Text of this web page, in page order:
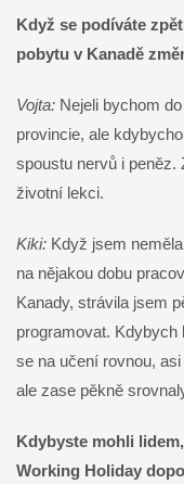
Když se podíváte
pobytu v Kanadě
Vojta: Nejeli bychom
provincie, ale
spoustu nervů i
životní lekci.
Kiki: Když jsem
na nějakou dobu
Kanady, strávila jsem
programovat. Kdybych
se na učení rovnou,
ale zase pěkně
Kdybyste mohli
Working Holiday